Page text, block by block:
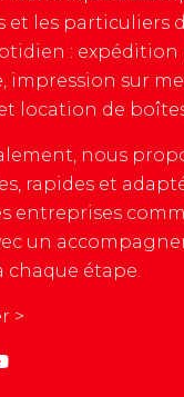
et les particuliers
:
sur
location de
nous
rapides et
entreprises
un
chaque étape.
>